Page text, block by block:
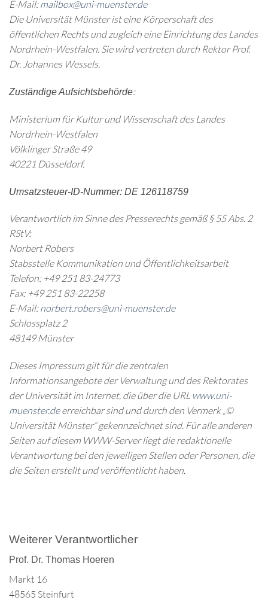
E-Mail:mailbox@uni-muenster.de
Die Universität Münster ist eine Körperschaft des
öffentlichen Rechts und zugleich eine Einrichtung des Landes
Nordrhein-Westfalen. Sie wird vertreten durch Rektor Prof.
Dr. Johannes Wessels.
Zuständige Aufsichtsbehörde:
Ministerium für Kultur und Wissenschaft des Landes
Nordrhein-Westfalen
Völklinger Straße 49
40221 Düsseldorf.
Umsatzsteuer-ID-Nummer: DE 126118759
Verantwortlich im Sinne des Presserechts gemäß § 55 Abs. 2
RStV:
Norbert Robers
Stabsstelle Kommunikation und Öffentlichkeitsarbeit
Telefon: +49 251 83-24773
Fax: +49 251 83-22258
E-Mail:norbert.robers@uni-muenster.de
Schlossplatz 2
48149 Münster
Dieses Impressum gilt für die zentralen
Informationsangebote der Verwaltung und des Rektorates
der Universität im Internet, die über die URL www.uni-
muenster.deerreichbar sind und durch den Vermerk „©
Universität Münster“ gekennzeichnet sind. Für alle anderen
Seiten auf diesem WWW-Server liegt die redaktionelle
Verantwortung bei den jeweiligen Stellen oder Personen, die
die Seiten erstellt und veröffentlicht haben.
Weiterer Verantwortlicher
Prof. Dr. Thomas Hoeren
Markt 16
48565 Steinfurt